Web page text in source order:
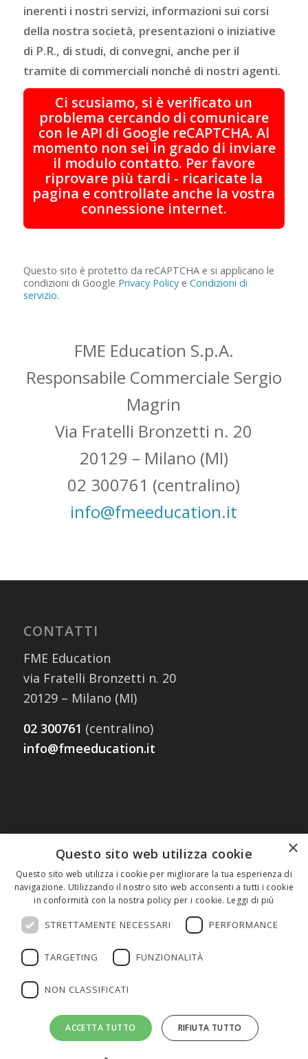
inerenti i nostri servizi, informazioni sui corsi
della nostra società, presentazioni o iniziative
di P.R., di studi, di convegni, anche per il
tramite di commerciali nonché di nostri agenti.
Ci scusiamo, si è verificato un
problema cercando di comunicare
con le API di Google reCAPTCHA. Al
momento non sei in grado di inviare
il modulo contatto. Per favore
riprovare più tardi - ricaricate la
pagina e controllate anche la vostra
connessione internet.
Questo sito è protetto da reCAPTCHA e si applicano le
condizioni di Google Privacy Policye Condizioni di
servizio.
FME Education S.p.A.
Responsabile Commerciale Sergio
Magrin
Via Fratelli Bronzetti n. 20
20129 – Milano (MI)
02 300761 (centralino)
info@fmeeducation.it
CONTATTI
FME Education
via Fratelli Bronzetti n. 20
20129 – Milano (MI)
02 300761 (centralino)
info@fmeeducation.it
SERVIZIO ASSISTENZA
Il servizio di assistenza è gratuito e
disponibile dalle 10.00 alle 13.00 e dalle
14.00 alle 19.00 nei giorni feriali
contattando i numeri:
02 30076303
327 8882745
oppure scrivendo a:
×
Questo sito web utilizza cookie
Questo sito web utilizza i cookie per migliorare la tua esperienza di
navigazione. Utilizzando il nostro sito web acconsenti a tutti i cookie
in conformità con la nostra policy per i cookie. Leggi di più
STRETTAMENTE NECESSARI PERFORMANCE
TARGETING FUNZIONALITÀ
NON CLASSIFICATI
ACCETTA TUTTO RIFIUTA TUTTO